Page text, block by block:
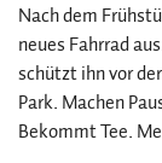
Nach dem
neues Fahrrad
schützt ihn vor
Park. Machen
Bekommt Tee.